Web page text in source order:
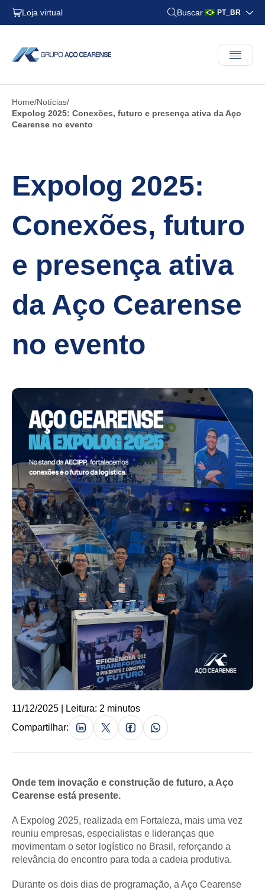
Loja virtual Buscar PT_BR
Home Notícias
Expolog 2025: Conexões, futuro e presença ativa da Aço
Cearense no evento
Expolog 2025:
Conexões, futuro
e presença ativa
da Aço Cearense
no evento
11/12/2025 | Leitura: 2 minutos
Compartilhar:
Onde tem inovação e construção de futuro, a Aço
Cearense está presente.
A Expolog 2025, realizada em Fortaleza, mais uma vez
reuniu empresas, especialistas e lideranças que
movimentam o setor logístico no Brasil, reforçando a
relevância do encontro para toda a cadeia produtiva.
Durante os dois dias de programação, a Aço Cearense